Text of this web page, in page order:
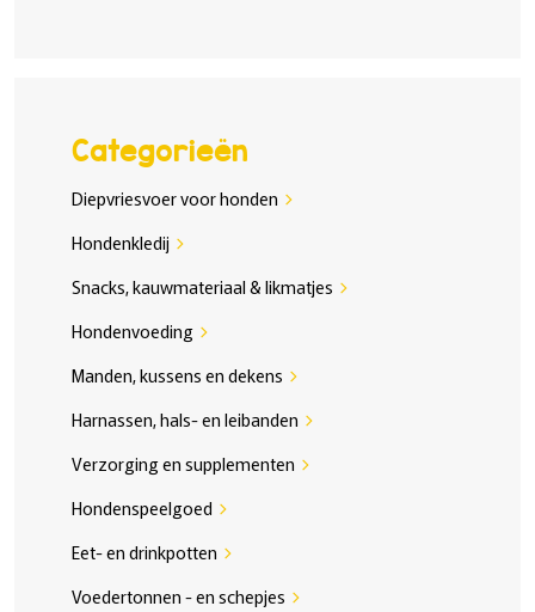
Categorieën
Diepvriesvoer voor honden chevron_right
Hondenkledij chevron_right
Snacks, kauwmateriaal & likmatjes chevron_right
Hondenvoeding chevron_right
Manden, kussens en dekens chevron_right
Harnassen, hals- en leibanden chevron_right
Verzorging en supplementen chevron_right
Hondenspeelgoed chevron_right
Eet- en drinkpotten chevron_right
Voedertonnen - en schepjes chevron_right